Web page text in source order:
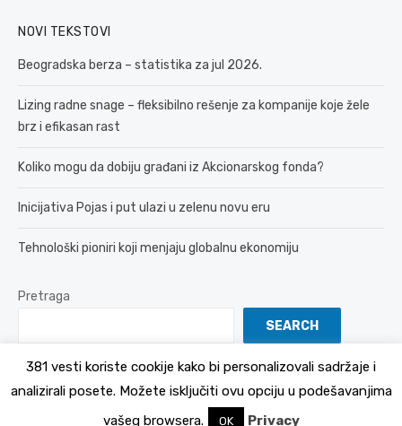
NOVI TEKSTOVI
Beogradska berza – statistika za jul 2026.
Lizing radne snage – fleksibilno rešenje za kompanije koje žele
brz i efikasan rast
Koliko mogu da dobiju građani iz Akcionarskog fonda?
Inicijativa Pojas i put ulazi u zelenu novu eru
Tehnološki pioniri koji menjaju globalnu ekonomiju
Pretraga
SEARCH
Politika Privatnosti
381 vesti koriste cookije kako bi personalizovali sadržaje i
analizirali posete. Možete isključiti ovu opciju u podešavanjima
vašeg browsera.
OK Privacy